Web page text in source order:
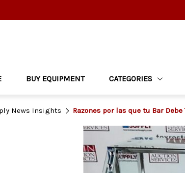
BUY EQUIPMENT CATEGORIES
News Insights Razones por las que tu Bar